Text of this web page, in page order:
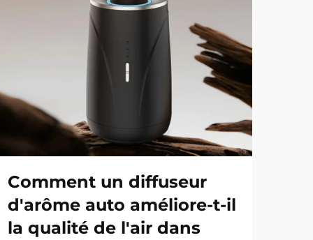
Comment un diffuseur
d'arôme auto améliore-t-il
la qualité de l'air dans